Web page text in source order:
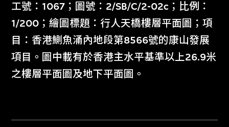
工號：1067；圖號：2/SB/C/2-02c；比例：
1/200；繪圖標題：行人天橋樓層平面圖；項
目：香港鰂魚涌內地段第8566號的康山發展
項目。圖中載有於香港主水平基準以上26.9米
之樓層平面圖及地下平面圖。